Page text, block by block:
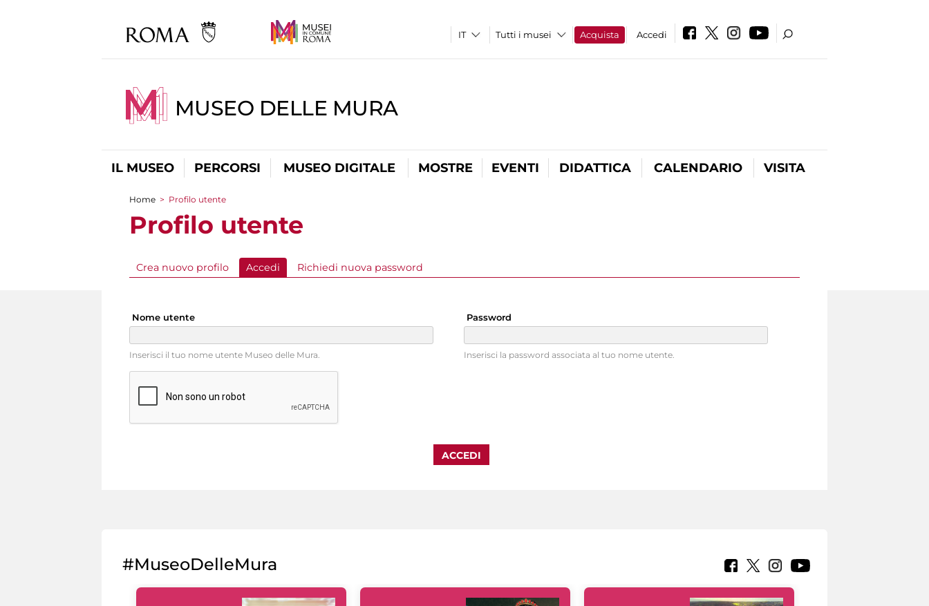
Tutti i musei Acquista Accedi
MUSEO DELLE MURA
IL MUSEO PERCORSI MUSEO DIGITALE MOSTRE EVENTI DIDATTICA CALENDARIO VISITA
Tu sei qui
Home > Profilo utente
Profilo utente
Schede primarie
Crea nuovo profilo Accedi (scheda attiva)
Richiedi nuova password
Nome utente
Inserisci il tuo nome utente Museo delle Mura.
Password
Inserisci la password associata al tuo nome utente.
#MuseoDelleMura